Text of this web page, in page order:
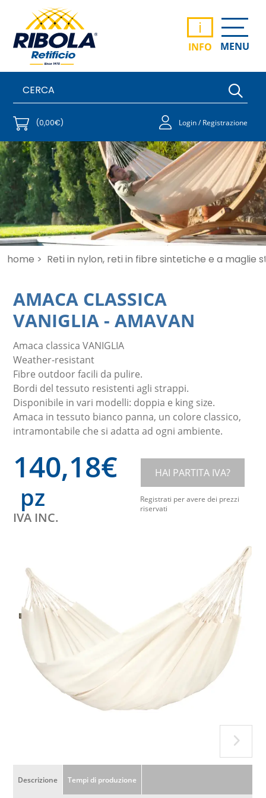
i
INFO MENU
(0,00€) Login / Registrazione
home > Reti in nylon, reti in fibre sintetiche e a maglie
AMACA CLASSICA
VANIGLIA -AMAVAN
Amaca classica VANIGLIA
Weather-resistant
Fibre outdoor facili da pulire.
Bordi del tessuto resistenti agli strappi.
Disponibile in vari modelli: doppia e king size.
Amaca in tessuto bianco panna, un colore classico,
intramontabile che si adatta ad ogni ambiente.
140,18€
pz
IVA INC.
HAI PARTITA IVA?
Registrati per avere dei prezzi
riservati
Descrizione Tempi di produzione